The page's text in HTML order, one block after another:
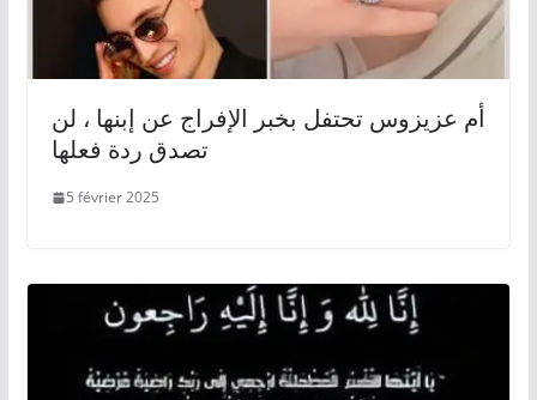
أم عزيزوس تحتفل بخبر الإفراج عن إبنها ، لن
تصدق ردة فعلها
5 février 2025